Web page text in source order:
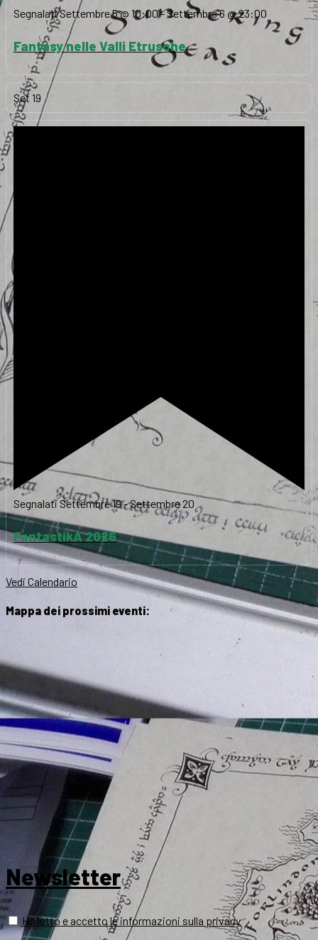
SegnalatiSettembre 5 @ 10:00-Settembre 6 @ 23:00
Fantasy nelle Valli Etrusche
Set 19
Segnalati Settembre 19-Settembre 20
FantastikA 2026
Vedi Calendario
Mappa dei prossimi eventi:
Newsletter
Ho letto e accetto le informazioni sulla privacy